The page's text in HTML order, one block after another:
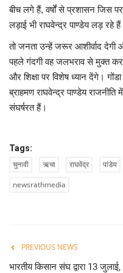
बीच लगे हैं, वर्षों से प्रशासन जिस
लड़ाई भी राघवेन्द्र पाण्डेय लड़ रहे
तो जनता उन्हें जरूर आशीर्वाद देगी
पहले गंदगी वह जलभराव से मुक्त
और शिक्षा पर विशेष ध्यान देंगे।
ब्राहमण राघवेन्द्र पाण्डेय
संघर्षरत हैं।
Tags:
चुनावी ऋचा राघवेंद्र पांडेय
newsrathmedia
PREVIOUS NEWS
भारतीय किसान संघ द्वारा 13